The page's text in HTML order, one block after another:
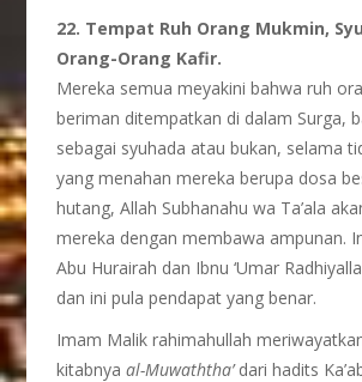
22. Tempat Ruh Orang Mukmin,
Orang-Orang Kafir.
Mereka semua meyakini bahwa ruh
beriman ditempatkan di dalam Surga,
sebagai syuhada atau bukan, selama
yang menahan mereka berupa dosa
hutang, Allah Subhanahu wa Ta’ala
mereka dengan membawa ampunan.
Abu Hurairah dan Ibnu ‘Umar
dan ini pula pendapat yang benar.
Imam Malik rahimahullah
kitabnyaal-Muwaththa’dari hadits